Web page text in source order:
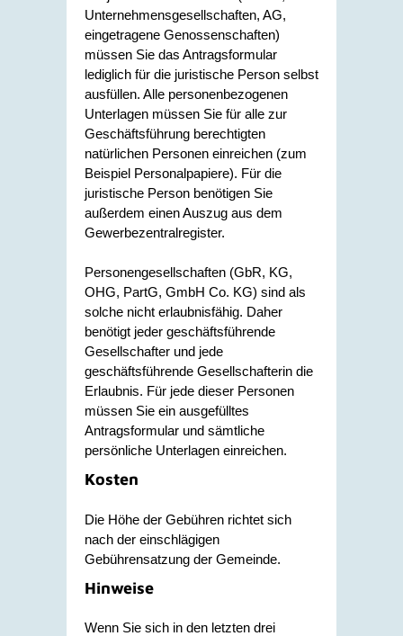
Unternehmensgesellschaften, AG,
eingetragene Genossenschaften)
müssen Sie das Antragsformular
lediglich für die juristische Person selbst
ausfüllen. Alle personenbezogenen
Unterlagen müssen Sie für alle zur
Geschäftsführung berechtigten
natürlichen Personen einreichen (zum
Beispiel Personalpapiere). Für die
juristische Person benötigen Sie
außerdem einen Auszug aus dem
Gewerbezentralregister.
Personengesellschaften (GbR, KG,
OHG, PartG, GmbH Co. KG) sind als
solche nicht erlaubnisfähig. Daher
benötigt jeder geschäftsführende
Gesellschafter und jede
geschäftsführende Gesellschafterin die
Erlaubnis. Für jede dieser Personen
müssen Sie ein ausgefülltes
Antragsformular und sämtliche
persönliche Unterlagen einreichen.
Kosten
Die Höhe der Gebühren richtet sich
nach der einschlägigen
Gebührensatzung der Gemeinde.
Hinweise
Wenn Sie sich in den letzten drei